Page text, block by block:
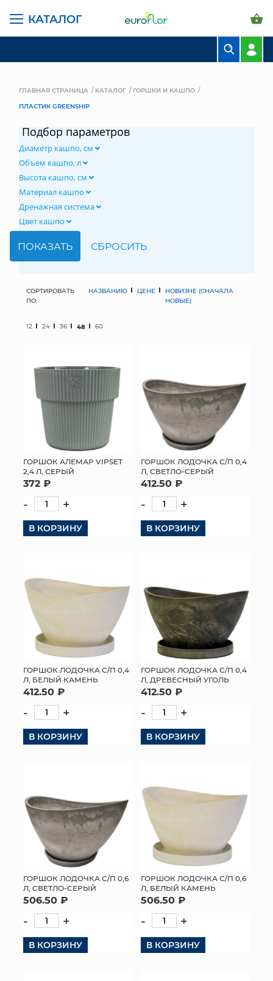
КАТАЛОГ
СВАДЕБНАЯ ФЛОРИСТИКА
МЯГКИЕ ИГРУШКИ
СУНДУКИ
ИСКУССТВЕННЫЕ ЦВЕТЫ
ПАКЕТЫ И СУМКИ
ТОРГОВЫЙ ЦЕНТР
ОПТОВЫМ КЛИЕНТАМ
ДОСТАВКА И ОПЛАТА
ГЛАВНАЯ СТРАНИЦА КАТАЛОГ
ГОРШКИ И КАШПО
ПЛАСТИК GREENSHIP
Подбор параметров
Диаметр кашпо, см
Объем кашпо, л
Высота кашпо, см
Материал кашпо
Дренажная система
Цвет кашпо
СОРТИРОВАТЬ
ПО:
НАЗВАНИЮ ЦЕНЕ
НОВИЗНЕ (СНАЧАЛА
НОВЫЕ)
12 24 36 48 60
ГОРШОК АЛЕМАР VIPSET
2,4 Л, СЕРЫЙ
372 ₽
- +
В КОРЗИНУ
ГОРШОК ЛОДОЧКА С/П 0,4
Л, СВЕТЛО-СЕРЫЙ
412.50 ₽
- +
В КОРЗИНУ
ГОРШОК ЛОДОЧКА С/П 0,4
Л, БЕЛЫЙ КАМЕНЬ
412.50 ₽
- +
В КОРЗИНУ
ГОРШОК ЛОДОЧКА С/П 0,4
Л, ДРЕВЕСНЫЙ УГОЛЬ
412.50 ₽
- +
В КОРЗИНУ
ГОРШОК ЛОДОЧКА С/П 0,6
Л, СВЕТЛО-СЕРЫЙ
506.50 ₽
- +
В КОРЗИНУ
ГОРШОК ЛОДОЧКА С/П 0,6
Л, БЕЛЫЙ КАМЕНЬ
506.50 ₽
- +
В КОРЗИНУ